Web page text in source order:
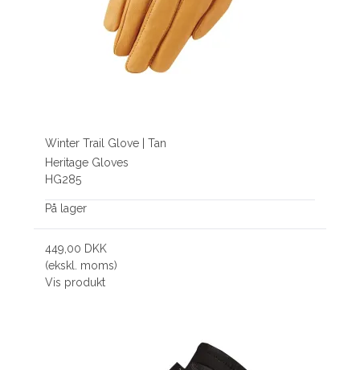
Winter Trail Glove | Tan
Heritage Gloves
HG285
På lager
449,00 DKK
(ekskl. moms)
Vis produkt